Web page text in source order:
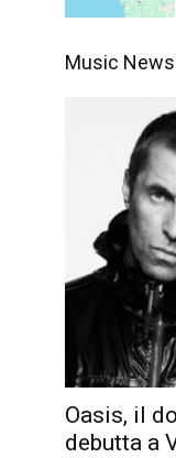
Music News
Oasis, il
debutta a